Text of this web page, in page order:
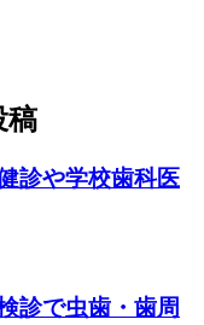
稿
診や学校歯科医
診で虫歯・歯周